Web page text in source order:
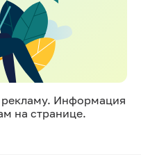
Информация
на странице.